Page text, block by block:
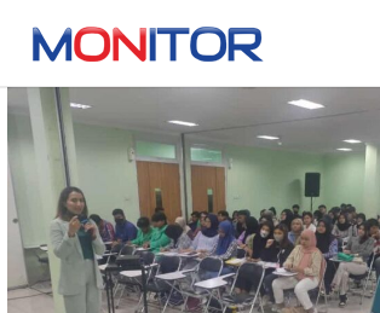
Tag: Produser TVOne